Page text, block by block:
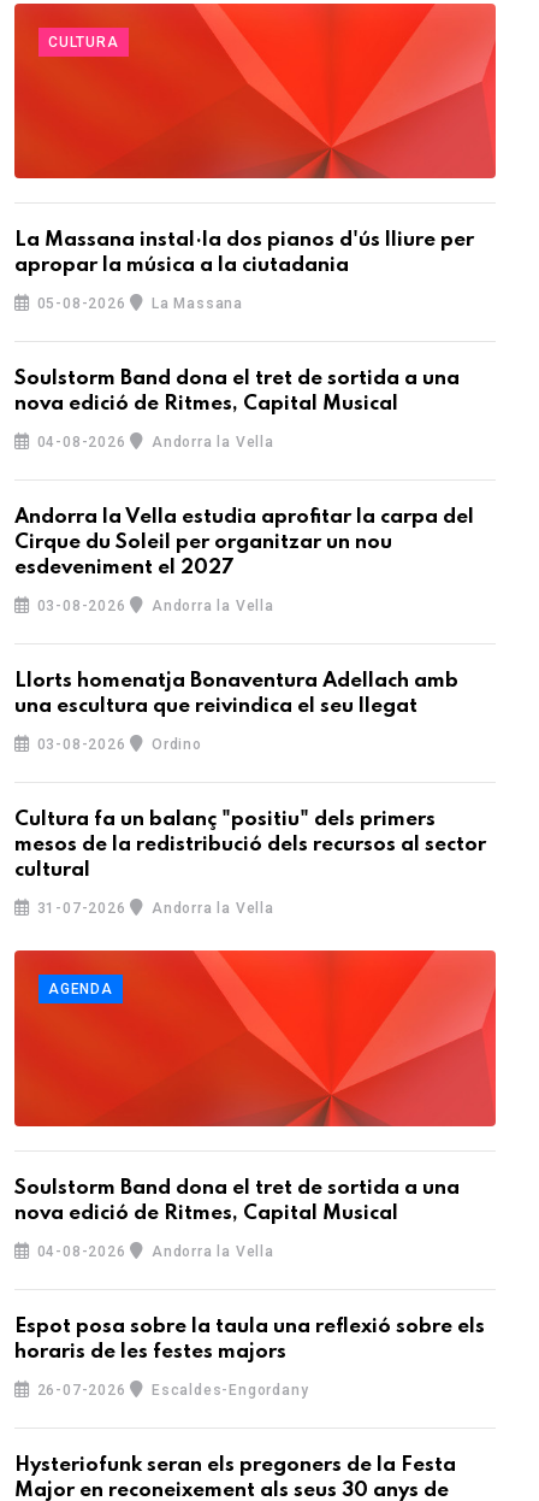
CULTURA
La Massana instal·la dos pianos d'ús lliure per
apropar la música a la ciutadania
05-08-2026 La Massana
Soulstorm Band dona el tret de sortida a una
nova edició de Ritmes, Capital Musical
04-08-2026 Andorra la Vella
Andorra la Vella estudia aprofitar la carpa del
Cirque du Soleil per organitzar un nou
esdeveniment el 2027
03-08-2026 Andorra la Vella
Llorts homenatja Bonaventura Adellach amb
una escultura que reivindica el seu llegat
03-08-2026 Ordino
Cultura fa un balanç "positiu" dels primers
mesos de la redistribució dels recursos al sector
cultural
31-07-2026 Andorra la Vella
AGENDA
Soulstorm Band dona el tret de sortida a una
nova edició de Ritmes, Capital Musical
04-08-2026 Andorra la Vella
Espot posa sobre la taula una reflexió sobre els
horaris de les festes majors
26-07-2026 Escaldes-Engordany
Hysteriofunk seran els pregoners de la Festa
Major en reconeixement als seus 30 anys de